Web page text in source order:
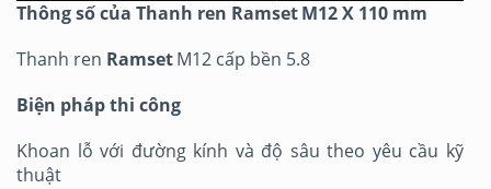
Thông số của Thanh ren RamsetM12 X 110 mm
Thanh ren RamsetM12 cấp bền 5.8
Biện pháp thi công
Khoan lỗ với đường kính và độ sâu theo yêu cầu kỹ
thuật